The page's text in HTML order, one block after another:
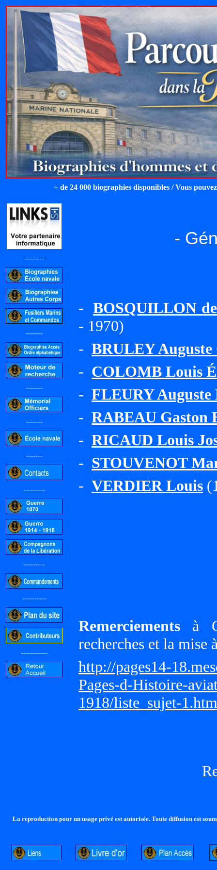
+ de 24 000 biographies disponibles / Vous
--------
-------
-------
-------
-------
---------
---------
----------
-----------
-
-BOSQUILLON
- 1970)
- BRULEY Auguste
- COLOMB Louis
- FLEURY Auguste
- RABEAU Gaston
- RICAUD Louis
- STOUVENOT
- VERDIER Louis
Remerciements à
recherches et la mise
http://pages14-
Pages-d-Histoire-
1918/liste_sujet-1.htm
La reproduction pour un usage privé est autorisée. Toute diffusion est